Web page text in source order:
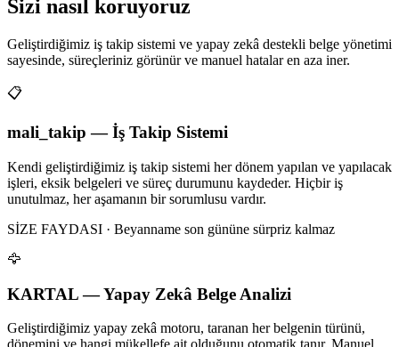
Sizi nasıl koruyoruz
Geliştirdiğimiz iş takip sistemi ve yapay zekâ destekli belge yönetimi
sayesinde, süreçleriniz görünür ve manuel hatalar en aza iner.
📋
mali_takip — İş Takip Sistemi
Kendi geliştirdiğimiz iş takip sistemi her dönem yapılan ve yapılacak
işleri, eksik belgeleri ve süreç durumunu kaydeder. Hiçbir iş
unutulmaz, her aşamanın bir sorumlusu vardır.
SİZE FAYDASI · Beyanname son gününe sürpriz kalmaz
🦅
KARTAL — Yapay Zekâ Belge Analizi
Geliştirdiğimiz yapay zekâ motoru, taranan her belgenin türünü,